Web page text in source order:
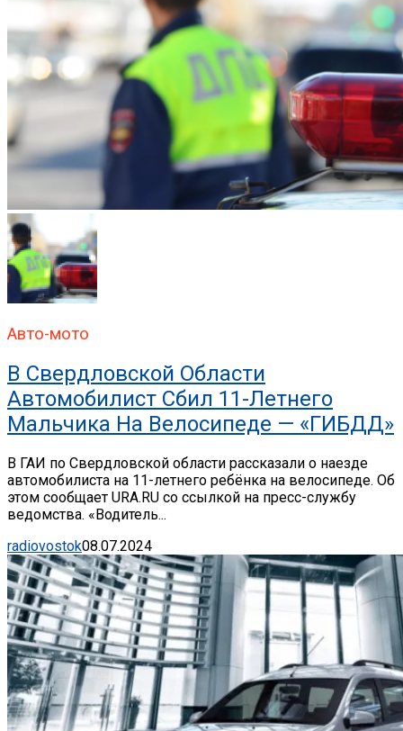
Авто-мото
В Свердловской Области
Автомобилист Сбил 11-Летнего
Мальчика На Велосипеде — «ГИБДД»
В ГАИ по Свердловской области рассказали о наезде
автомобилиста на 11-летнего ребёнка на велосипеде. Об
этом сообщает URA.RU со ссылкой на пресс-службу
ведомства. «Водитель...
radiovostok08.07.2024